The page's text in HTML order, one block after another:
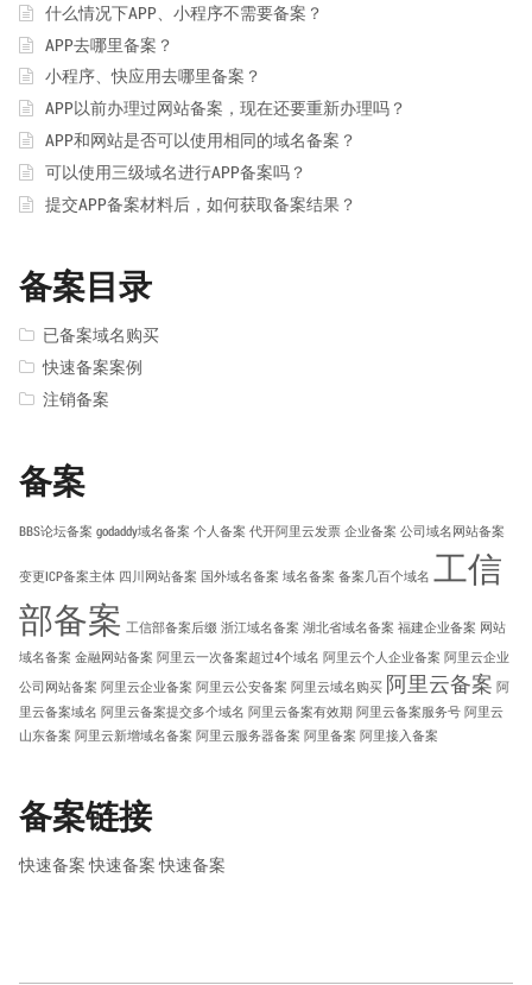
什么情况下APP、小程序不需要备案？
APP去哪里备案？
小程序、快应用去哪里备案？
APP以前办理过网站备案，现在还要重新办理吗？
APP和网站是否可以使用相同的域名备案？
可以使用三级域名进行APP备案吗？
提交APP备案材料后，如何获取备案结果？
备案目录
已备案域名购买
快速备案案例
注销备案
备案
BBS论坛备案 godaddy域名备案 个人备案 代开阿里云发票 企业备案 公司域名网站备案
变更ICP备案主体 四川网站备案 国外域名备案 域名备案 备案几百个域名 工信
部备案 工信部备案后缀 浙江域名备案 湖北省域名备案 福建企业备案 网站
域名备案 金融网站备案 阿里云一次备案超过4个域名 阿里云个人企业备案 阿里云企业
公司网站备案 阿里云企业备案 阿里云公安备案 阿里云域名购买 阿里云备案 阿
里云备案域名 阿里云备案提交多个域名 阿里云备案有效期 阿里云备案服务号 阿里云
山东备案 阿里云新增域名备案 阿里云服务器备案 阿里备案 阿里接入备案
备案链接
快速备案 快速备案 快速备案